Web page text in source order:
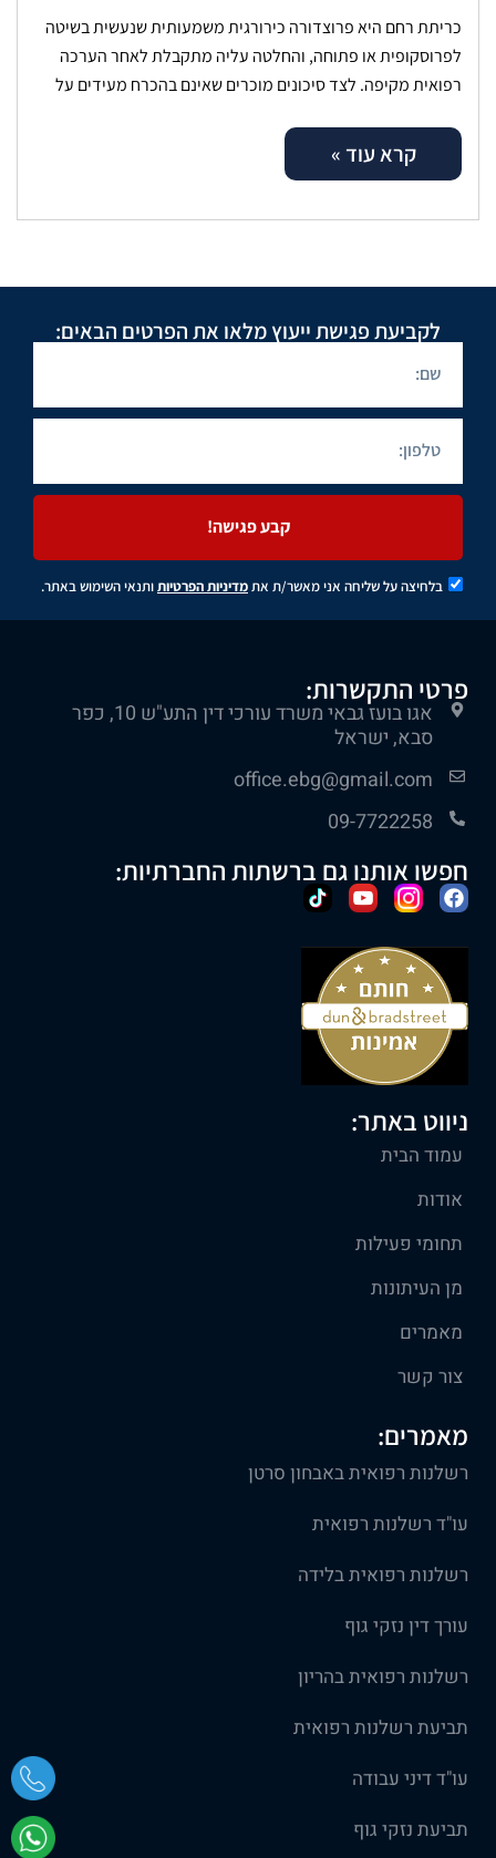
כריתת רחם היא פרוצדורה כירורגית משמעותית שנעשית בשיטה
לפרוסקופית או פתוחה, והחלטה עליה מתקבלת לאחר הערכה
רפואית מקיפה. לצד סיכונים מוכרים שאינם בהכרח מעידים על
קרא עוד »
לקביעת פגישת ייעוץ מלאו את הפרטים הבאים:
בלחיצה על שליחה אני מאשר/ת אתמדיניות הפרטיותותנאי השימוש באתר.
קבע פגישה!
פרטי התקשרות:
אגו בועז גבאי משרד עורכי דין התע"ש 10, כפר
סבא, ישראל
office.ebg@gmail.com
09-7722258
חפשו אותנו גם ברשתות החברתיות:
ניווט באתר:
עמוד הבית
אודות
תחומי פעילות
מן העיתונות
מאמרים
צור קשר
מאמרים:
רשלנות רפואית באבחון סרטן
עו"ד רשלנות רפואית
רשלנות רפואית בלידה
עורך דין נזקי גוף
רשלנות רפואית בהריון
תביעת רשלנות רפואית
עו"ד דיני עבודה
תביעת נזקי גוף